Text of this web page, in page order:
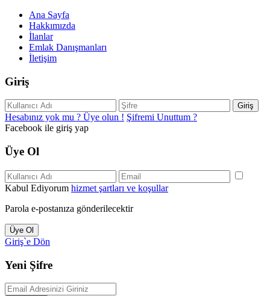
Ana Sayfa
Hakkımızda
İlanlar
Emlak Danışmanları
İletişim
Giriş
Giriş
Hesabınız yok mu ? Üye olun ! Şifremi Unuttum ?
Facebook ile giriş yap
Üye Ol
Kabul Ediyorum hizmet şartları ve koşullar
Parola e-postanıza gönderilecektir
Üye Ol
Giriş`e Dön
Yeni Şifre